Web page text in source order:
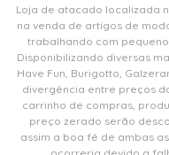
Loja de atacado localizada
na venda de artigos de
trabalhando com
Disponibilizando diversas
Have Fun, Burigotto,
divergência entre preços
carrinho de compras,
preço zerado serão
assim a boa fé de ambas